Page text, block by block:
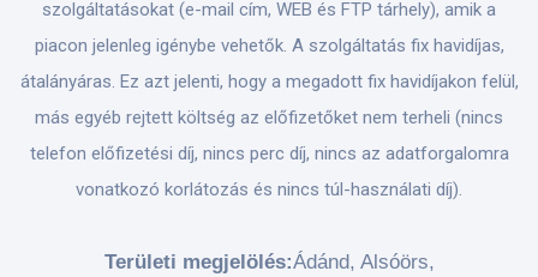
szolgáltatásokat (e-mail cím, WEB és FTP tárhely), amik a
piacon jelenleg igénybe vehetők. A szolgáltatás fix havidíjas,
átalányáras. Ez azt jelenti, hogy a megadott fix havidíjakon felül,
más egyéb rejtett költség az előfizetőket nem terheli (nincs
telefon előfizetési díj, nincs perc díj, nincs az adatforgalomra
vonatkozó korlátozás és nincs túl-használati díj).
Területi megjelölés:Ádánd, Alsóörs,